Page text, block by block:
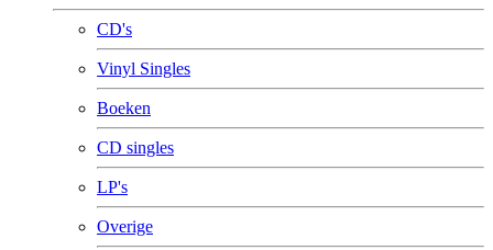
CD's
Vinyl Singles
Boeken
CD singles
LP's
Overige